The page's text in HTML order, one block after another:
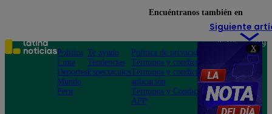
X
Siguiente
Encuéntranos también en
Política
Lima
Deportes
Mundo
Perú
Te ayudo
Tendencias
Espectáculos
Política de privacidad
Términos y condiciones
Términos y condiciones
aplicación
Términos y Condiciones
APP
Teléfono: 219
Av. San
Felipe 968
Jesús María